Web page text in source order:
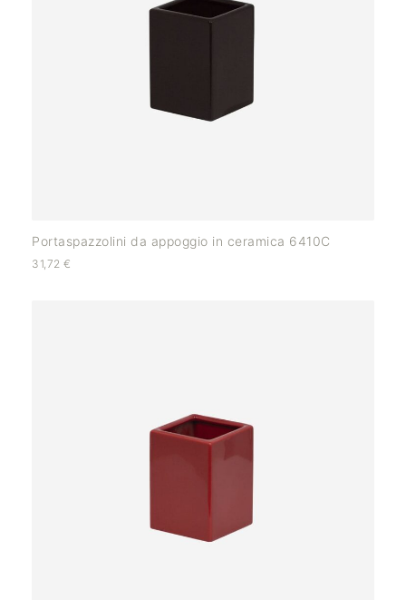
Portaspazzolini da appoggio in ceramica 6410C
31,72 €